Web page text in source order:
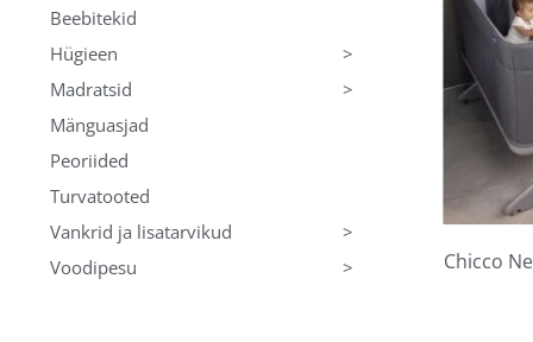
Chicco
Beebitekid
>
Hügieen
>
Madratsid
Mänguasjad
Peoriided
Turvatooted
>
Vankrid ja lisatarvikud
>
Voodipesu